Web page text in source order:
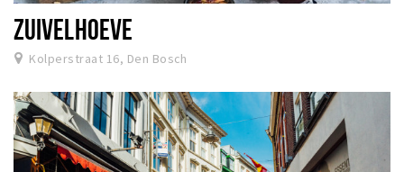
ZUIVELHOEVE
Kolperstraat 16, Den Bosch